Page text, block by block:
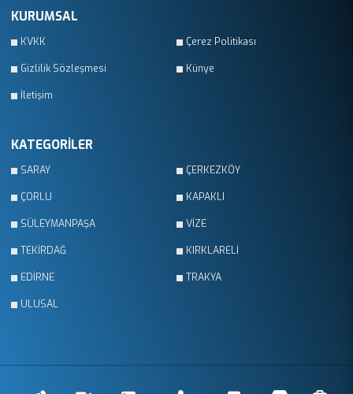
KURUMSAL
KVKK Çerez Politikası
Gizlilik Sözleşmesi Künye
İletişim
KATEGORİLER
SARAY ÇERKEZKÖY
ÇORLU KAPAKLI
SÜLEYMANPAŞA VİZE
TEKİRDAĞ KIRKLARELİ
EDİRNE TRAKYA
ULUSAL